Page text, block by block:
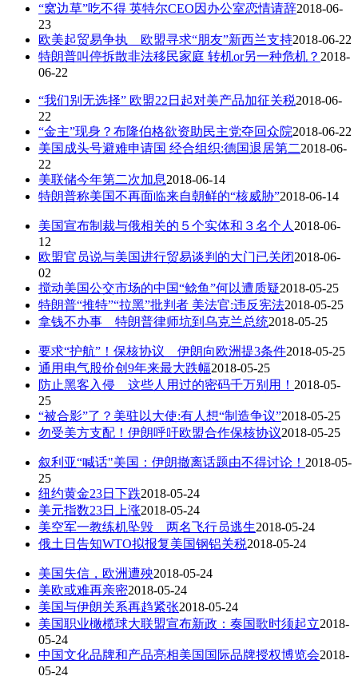
“窝边草”吃不得 英特尔CEO因办公室恋情请辞2018-06-
23
欧美起贸易争执 欧盟寻求“朋友”新西兰支持2018-06-22
特朗普叫停拆散非法移民家庭 转机or另一种危机？ 2018-
06-22
“我们别无选择” 欧盟22日起对美产品加征关税2018-06-
22
“金主”现身？布隆伯格欲资助民主党夺回众院2018-06-22
美国成头号避难申请国 经合组织:德国退居第二2018-06-
22
美联储今年第二次加息2018-06-14
特朗普称美国不再面临来自朝鲜的“核威胁”2018-06-14
美国宣布制裁与俄相关的５个实体和３名个人2018-06-
12
欧盟官员说与美国进行贸易谈判的大门已关闭2018-06-
02
搅动美国公交市场的中国“鲶鱼”何以遭质疑2018-05-25
特朗普“推特”“拉黑”批判者 美法官:违反宪法2018-05-25
拿钱不办事 特朗普律师坑到乌克兰总统2018-05-25
要求“护航”！保核协议 伊朗向欧洲提3条件2018-05-25
通用电气股价创9年来最大跌幅2018-05-25
防止黑客入侵 这些人用过的密码千万别用！ 2018-05-
25
“被合影”了？美驻以大使:有人想“制造争议”2018-05-25
勿受美方支配！伊朗呼吁欧盟合作保核协议2018-05-25
叙利亚“喊话"美国：伊朗撤离话题由不得讨论！ 2018-05-
25
纽约黄金23日下跌2018-05-24
美元指数23日上涨2018-05-24
美空军一教练机坠毁 两名飞行员逃生2018-05-24
俄土日告知WTO拟报复美国钢铝关税2018-05-24
美国失信，欧洲遭殃2018-05-24
美欧或难再亲密2018-05-24
美国与伊朗关系再趋紧张2018-05-24
美国职业橄榄球大联盟宣布新政：奏国歌时须起立2018-
05-24
中国文化品牌和产品亮相美国国际品牌授权博览会2018-
05-24